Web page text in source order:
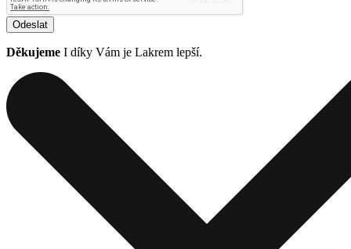
Odeslat
Děkujeme I díky Vám je Lakrem lepší.